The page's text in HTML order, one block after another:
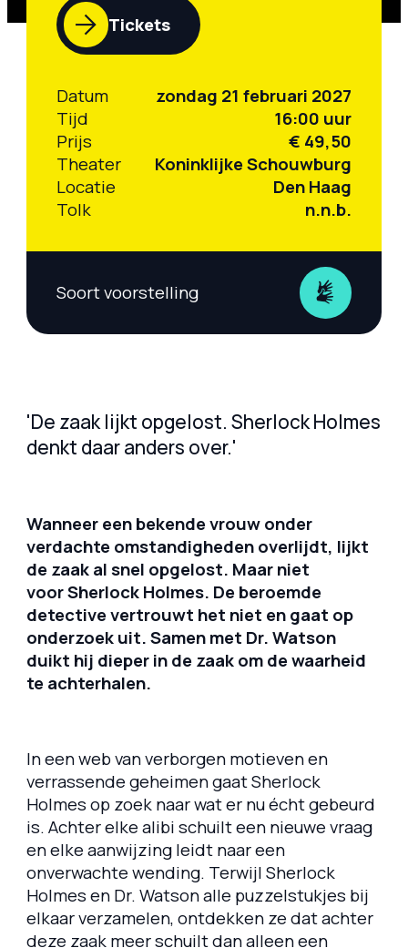
'De zaak lijkt opgelost. Sherlock Holmes
denkt daar anders over.'
Wanneer een bekende vrouw onder
verdachte omstandigheden overlijdt, lijkt
de zaak al snel opgelost. Maar niet
voor Sherlock Holmes. De beroemde
detective vertrouwt het niet en gaat op
onderzoek uit. Samen met Dr. Watson
duikt hij dieper in de zaak om de waarheid
te achterhalen.
In een web van verborgen motieven en
verrassende geheimen gaat Sherlock
Holmes op zoek naar wat er nu écht gebeurd
is. Achter elke alibi schuilt een nieuwe vraag
en elke aanwijzing leidt naar een
onverwachte wending. Terwijl Sherlock
Holmes en Dr. Watson alle puzzelstukjes bij
elkaar verzamelen, ontdekken ze dat achter
deze zaak meer schuilt dan alleen een
Tickets
Datum
zondag 21 februari 2027
Tijd
16:00 uur
Prijs
€ 49,50
Theater
Koninklijke Schouwburg
Locatie
Den Haag
Tolk
n.n.b.
Soort voorstelling